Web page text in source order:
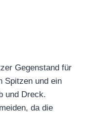
Gegenstand für
Spitzen und ein
und Dreck.
da die